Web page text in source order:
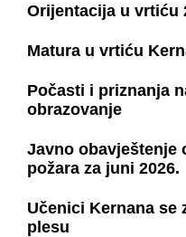
Orijentacija u vrtiću
Matura u vrtiću
Počasti i priznanja
obrazovanje
Javno obavještenje
požara za juni 2026.
Učenici Kernana se
plesu